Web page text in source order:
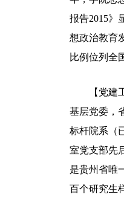
报告2015》
想政治教育
比例位列全
【党
基层党委，
标杆院系（
室党支部先
是贵州省唯
百个研究生